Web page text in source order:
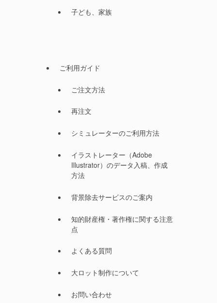
子ども、家族
ご利用ガイド
ご注文方法
再注文
シミュレーターのご利用方法
イラストレーター（Adobe
Illustrator）のデータ入稿、作成
方法
背景除去サービスのご案内
知的財産権・著作権に関する注意
点
よくある質問
大ロット制作について
お問い合わせ